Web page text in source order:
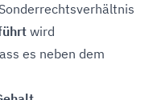
wird
es neben dem